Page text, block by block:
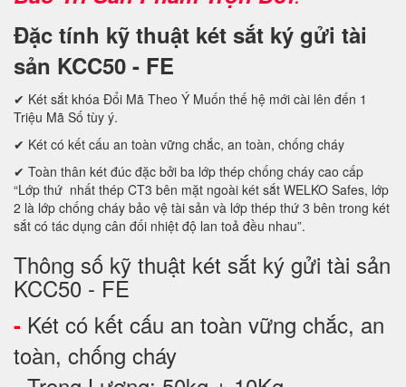
Đặc tính kỹ thuật két sắt ký gửi tài
sản KCC50 - FE
✔ Két sắt khóa Đổi Mã Theo Ý Muốn thế hệ mới cài lên đến 1
Triệu Mã Số tùy ý.
✔ Két có kết cấu an toàn vững chắc, an toàn, chống cháy
✔ Toàn thân két đúc đặc bởi ba lớp thép chống cháy cao cấp
“Lớp thứ nhất thép CT3 bên mặt ngoài két sắt WELKO Safes, lớp
2 là lớp chống cháy bảo vệ tài sản và lớp thép thứ 3 bên trong két
sắt có tác dụng cân đối nhiệt độ lan toả đều nhau”.
Thông số kỹ thuật két sắt ký gửi tài sản
KCC50 - FE
- Két có kết cấu an toàn vững chắc, an
toàn, chống cháy